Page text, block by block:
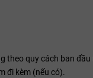
theo quy cách ban
đi kèm (nếu có).